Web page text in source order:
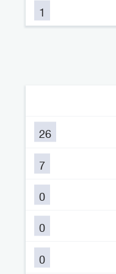
1
26
7
0
0
0